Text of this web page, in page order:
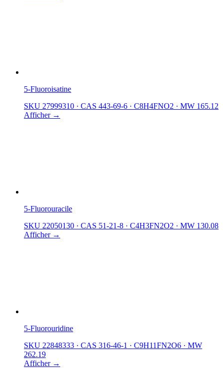
5-Fluoroisatine
SKU 27999310 · CAS 443-69-6 · C8H4FNO2 · MW 165.12
Afficher →
5-Fluorouracile
SKU 22050130 · CAS 51-21-8 · C4H3FN2O2 · MW 130.08
Afficher →
5-Fluorouridine
SKU 22848333 · CAS 316-46-1 · C9H11FN2O6 · MW
262.19
Afficher →